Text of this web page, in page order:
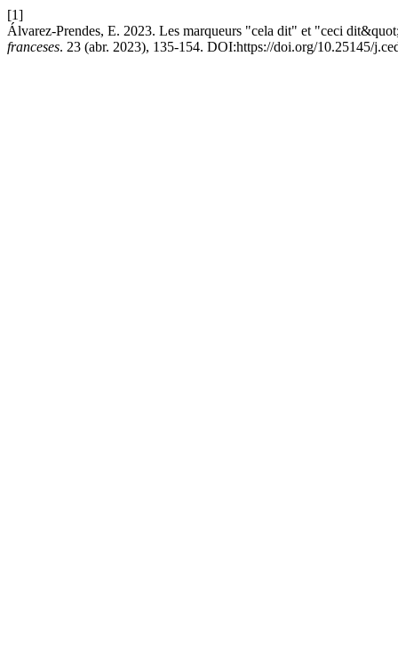
[1]
Álvarez-Prendes, E. 2023. Les marqueurs "cela dit" et "ceci
franceses. 23 (abr. 2023), 135-154. DOI:https://doi.org/10.25145/